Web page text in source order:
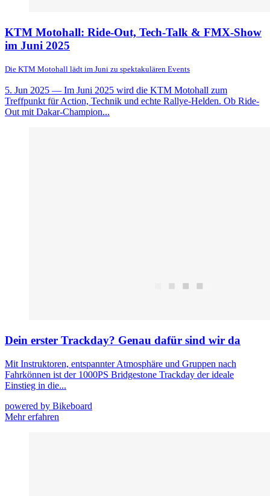
KTM Motohall: Ride-Out, Tech-Talk & FMX-Show
im Juni 2025
Die KTM Motohall lädt im Juni zu spektakulären Events
5. Jun 2025 — Im Juni 2025 wird die KTM Motohall zum
Treffpunkt für Action, Technik und echte Rallye-Helden. Ob Ride-
Out mit Dakar-Champion...
Dein erster Trackday? Genau dafür sind wir da
Mit Instruktoren, entspannter Atmosphäre und Gruppen nach
Fahrkönnen ist der 1000PS Bridgestone Trackday der ideale
Einstieg in die...
powered by Bikeboard
Mehr erfahren